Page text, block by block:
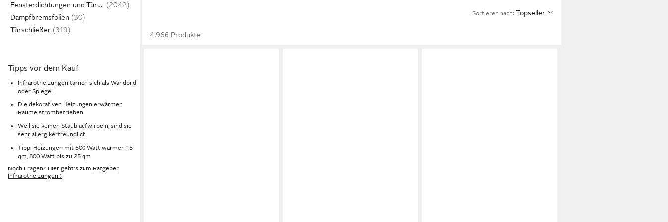
Fensterdichtungen und Türdichtungen
Dampfbremsfolien
Türschließer
Tipps vor dem Kauf
Infrarotheizungen tarnen sich als Wandbild
oder Spiegel
Die dekorativen Heizungen erwärmen
Räume strombetrieben
Weil sie keinen Staub aufwirbeln, sind sie
sehr allergikerfreundlich
Tipp: Heizungen mit 500 Watt wärmen 15
qm, 800 Watt bis zu 25 qm
Noch Fragen? Hier geht's zum Ratgeber
Infrarotheizungen ›
Sortieren nach: Topseller
4.966 Produkte